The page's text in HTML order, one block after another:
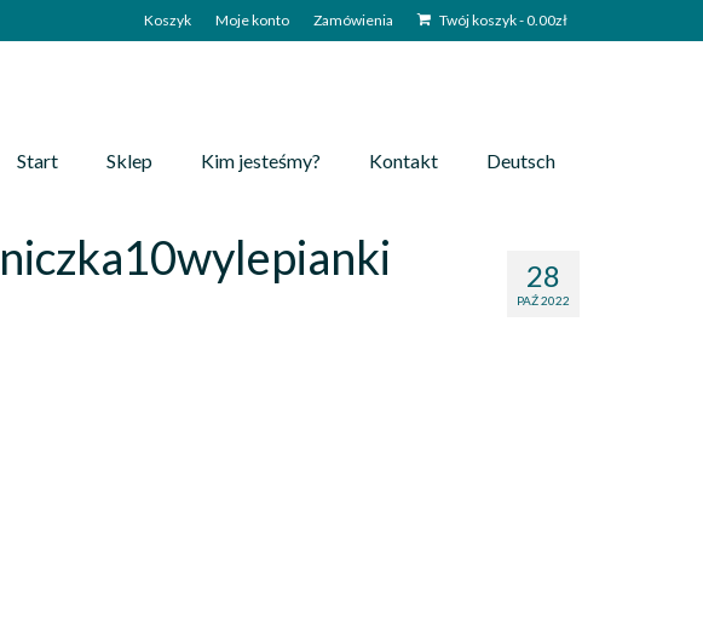
Koszyk Moje konto Zamówienia Twój koszyk-0.00zł
Start Sklep Kim jesteśmy? Kontakt Deutsch
28
PAŹ 2022